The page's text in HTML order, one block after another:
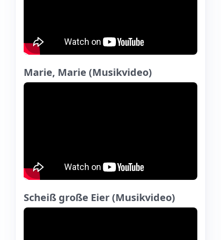
Marie, Marie (Musikvideo)
Scheiß große Eier (Musikvideo)